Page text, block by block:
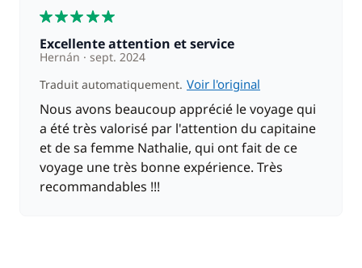
Paddle
—
Skipper (repas non inclus) Inclus
Excellente attention et service
Hernán
sept. 2024
Traduit automatiquement. Voir l'original
Nous avons beaucoup apprécié le voyage qui
a été très valorisé par l'attention du capitaine
et de sa femme Nathalie, qui ont fait de ce
voyage une très bonne expérience. Très
recommandables !!!